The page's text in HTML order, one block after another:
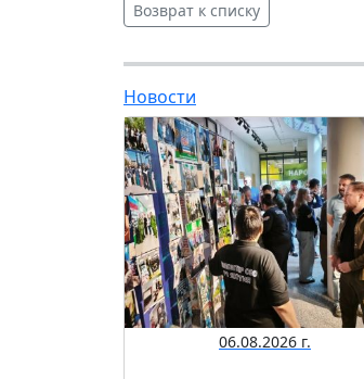
Возврат к списку
Новости
06.08.2026 г.